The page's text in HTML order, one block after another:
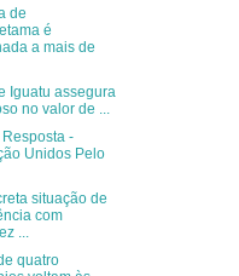
de
é
a mais de
Iguatu assegura
no valor de ...
-
Unidos Pelo
situação de
com
...
quatro